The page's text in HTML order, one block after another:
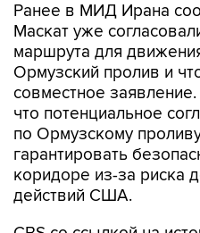
маршрута для
Ормузский пролив и
совместное заявление.
что потенциальное
по Ормузскому
гарантировать
коридоре из-за риска
действий США.
CBS со ссылкой на